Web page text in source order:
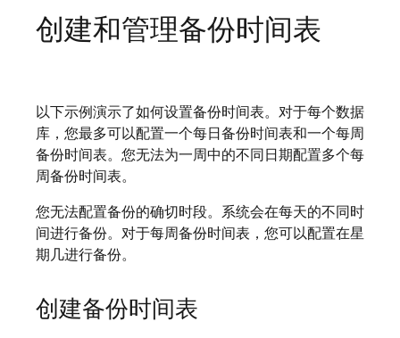
创建和管理备份时间表
以下示例演示了如何设置备份时间表。对于每个数据
库，您最多可以配置一个每日备份时间表和一个每周
备份时间表。您无法为一周中的不同日期配置多个每
周备份时间表。
您无法配置备份的确切时段。系统会在每天的不同时
间进行备份。对于每周备份时间表，您可以配置在星
期几进行备份。
创建备份时间表